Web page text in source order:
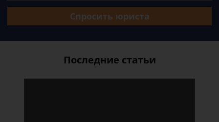
Спросить юриста
Последние статьи